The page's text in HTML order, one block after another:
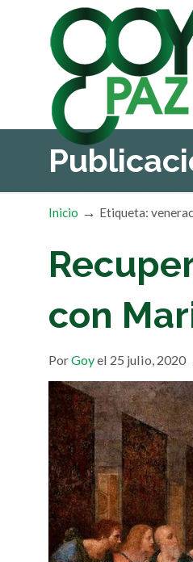
Inicio → Etiqueta:
con
PorGoyel 25 julio, 2020